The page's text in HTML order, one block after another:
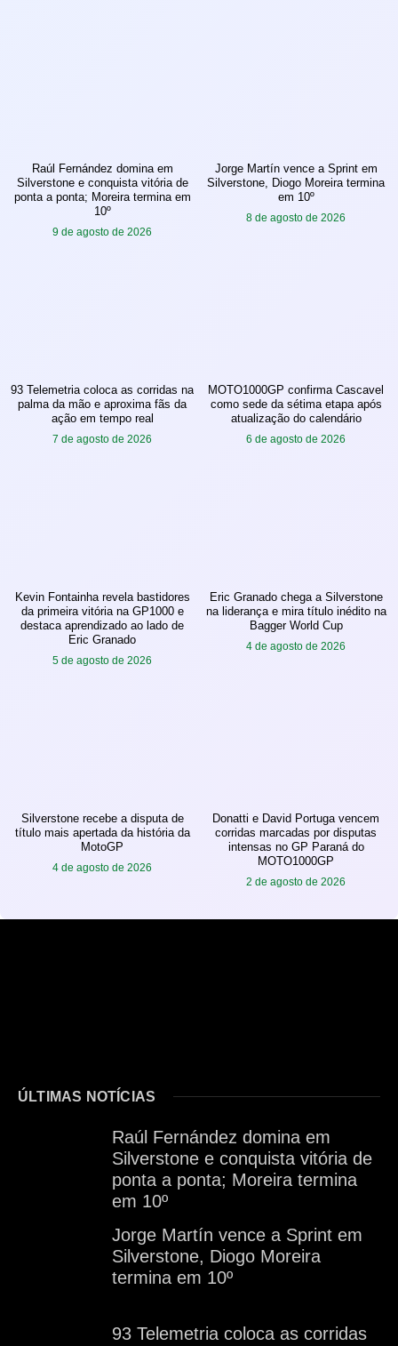
Raúl Fernández domina em
Silverstone e conquista vitória de
ponta a ponta; Moreira termina em
10º
9 de agosto de 2026
Jorge Martín vence a Sprint em
Silverstone, Diogo Moreira termina
em 10º
8 de agosto de 2026
93 Telemetria coloca as corridas na
palma da mão e aproxima fãs da
ação em tempo real
7 de agosto de 2026
MOTO1000GP confirma Cascavel
como sede da sétima etapa após
atualização do calendário
6 de agosto de 2026
Kevin Fontainha revela bastidores
da primeira vitória na GP1000 e
destaca aprendizado ao lado de
Eric Granado
5 de agosto de 2026
Eric Granado chega a Silverstone
na liderança e mira título inédito na
Bagger World Cup
4 de agosto de 2026
Silverstone recebe a disputa de
título mais apertada da história da
MotoGP
4 de agosto de 2026
Donatti e David Portuga vencem
corridas marcadas por disputas
intensas no GP Paraná do
MOTO1000GP
2 de agosto de 2026
ÚLTIMAS NOTÍCIAS
Raúl Fernández domina em
Silverstone e conquista vitória de
ponta a ponta; Moreira termina
em 10º
Jorge Martín vence a Sprint em
Silverstone, Diogo Moreira
termina em 10º
93 Telemetria coloca as corridas